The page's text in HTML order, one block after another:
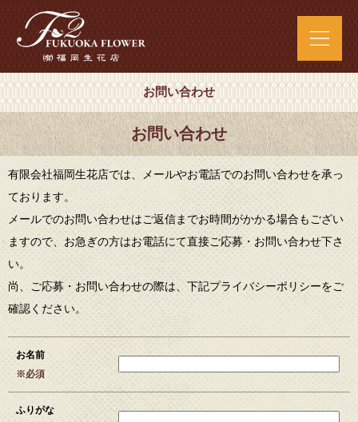
お問い合わせ
お問い合わせ
有限会社福岡生花店では、メールやお電話でのお問い合わせを承っ
ております。
メールでのお問い合わせはご返信までお時間がかかる場合もござい
ますので、お急ぎの方はお電話にて直接ご応募・お問い合わせ下さ
い。
尚、ご応募・お問い合わせの際は、下記プライバシーポリシーをご
確認ください。
お名前
※必須
ふりがな